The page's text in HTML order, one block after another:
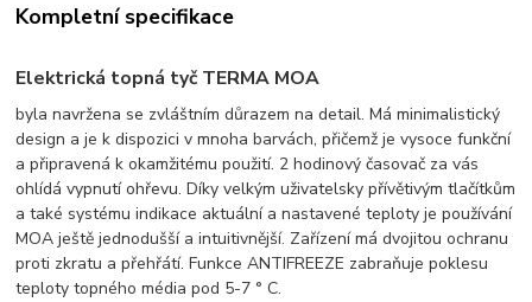
Kompletní specifikace
Elektrická topná tyč TERMA MOA
byla navržena se zvláštním důrazem na detail. Má minimalistický
design a je k dispozici v mnoha barvách, přičemž je vysoce funkční
a připravená k okamžitému použití. 2 hodinový časovač za vás
ohlídá vypnutí ohřevu. Díky velkým uživatelsky přívětivým tlačítkům
a také systému indikace aktuální a nastavené teploty je používání
MOA ještě jednodušší a intuitivnější. Zařízení má dvojitou ochranu
proti zkratu a přehřátí. Funkce ANTIFREEZE zabraňuje poklesu
teploty topného média pod 5-7 ° C.